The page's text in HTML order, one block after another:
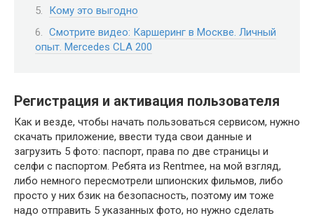
Кому это выгодно
Смотрите видео: Каршеринг в Москве. Личный
опыт. Mercedes CLA 200
Регистрация и активация пользователя
Как и везде, чтобы начать пользоваться сервисом, нужно
скачать приложение, ввести туда свои данные и
загрузить 5 фото: паспорт, права по две страницы и
селфи с паспортом. Ребята из Rentmee, на мой взгляд,
либо немного пересмотрели шпионских фильмов, либо
просто у них бзик на безопасность, поэтому им тоже
надо отправить 5 указанных фото, но нужно сделать